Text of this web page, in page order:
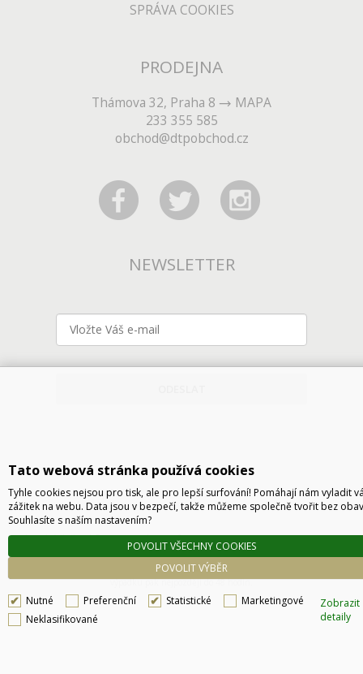
SPRÁVA COOKIES
PRODEJNA
Thámova 32, Praha 8
MAPA
233 355 585
obchod@dtpobchod.cz
NEWSLETTER
Technické řešení © 2026 CyberSoft s.r.o.
Podle zákona o evidenci tržeb je prodávající povinen vystavit kupujícímu účtenku. Zároveň
je povinen zaevidovat přijatou tržbu u správce daně online, v případě technického
výpadku pak nejpozději do 48 hodin.
Tato webová stránka používá cookies
Tyhle cookies nejsou pro tisk, ale pro lepší surfování! Pomáhají nám vyladit
zážitek na webu. Data jsou v bezpečí, takže můžeme společně tvořit bez
Souhlasíte s naším nastavením?
POVOLIT VÝBĚR
POVOLIT VŠECHNY COOKIES
Nutné Preferenční Statistické
Marketingové
Neklasifikované
Zobrazit
detaily